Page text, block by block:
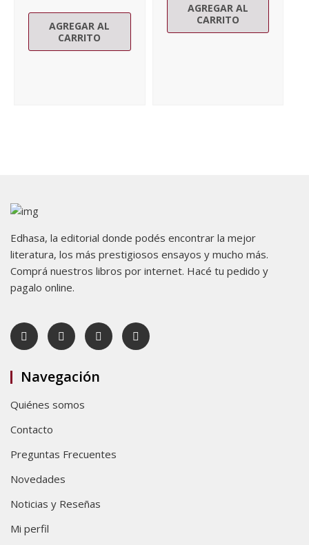
AGREGAR AL
CARRITO
AGREGAR AL
CARRITO
Edhasa, la editorial donde podés encontrar la mejor
literatura, los más prestigiosos ensayos y mucho más.
Comprá nuestros libros por internet. Hacé tu pedido y
pagalo online.
Navegación
Quiénes somos
Contacto
Preguntas Frecuentes
Novedades
Noticias y Reseñas
Mi perfil